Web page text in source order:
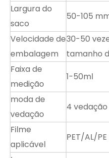
Largura do
saco
50-105
Velocidade de
embalagem
30-50
tamanho
Faixa de
medição
1-50ml
moda de
vedação
4
Filme
aplicável
PET/AL/